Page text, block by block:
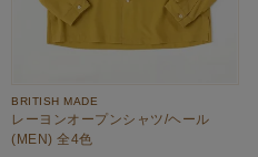
BRITISH MADE
レーヨンオープンシャツ/ヘール
(MEN) 全4色